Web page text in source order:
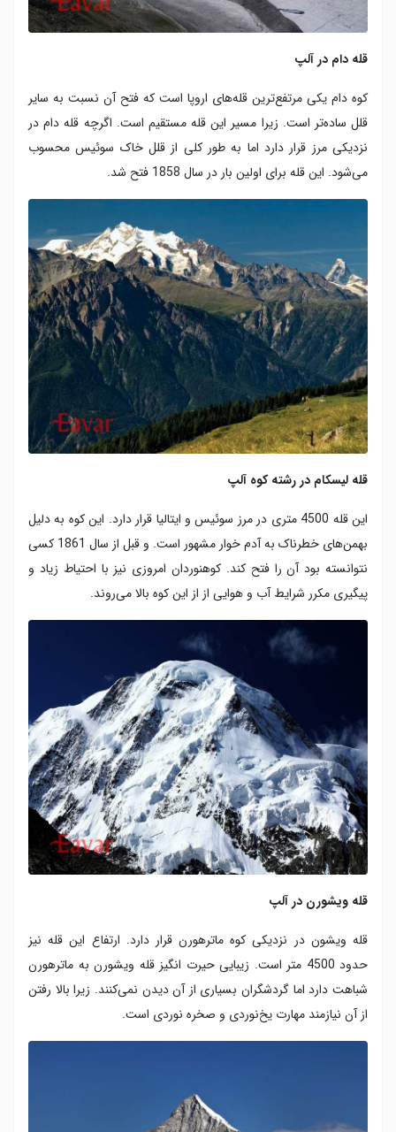
قله دام در آلپ
کوه دام یکی مرتفع‌ترین قله‌های اروپا است که فتح آن نسبت به سایر
قلل ساده‌تر است. زیرا مسیر این قله مستقیم است. اگرچه قله دام در
نزدیکی مرز قرار دارد اما به طور کلی از قلل خاک سوئیس محسوب
می‌شود. این قله برای اولین بار در سال 1858 فتح شد.
قله لیسکام در رشته کوه آلپ
این قله 4500 متری در مرز سوئیس و ایتالیا قرار دارد. این کوه به دلیل
بهمن‌های خطرناک به آدم خوار مشهور است. و قبل از سال 1861 کسی
نتوانسته بود آن را فتح کند. کوهنوردان امروزی نیز با احتیاط زیاد و
پیگیری مکرر شرایط آب و هوایی از از این کوه بالا می‌روند.
قله ویشورن در آلپ
قله ویشون در نزدیکی کوه ماترهورن قرار دارد. ارتفاع این قله نیز
حدود 4500 متر است. زیبایی حیرت انگیز قله ویشورن به ماترهورن
شباهت دارد اما گردشگران بسیاری از آن دیدن نمی‌کنند. زیرا بالا رفتن
از آن نیازمند مهارت یخ‌نوردی و صخره نوردی است.